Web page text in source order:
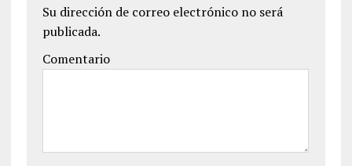
Su dirección de correo electrónico no será
publicada.
Comentario